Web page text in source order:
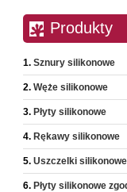
Produkty
Sznury silikonowe
Węże silikonowe
Płyty silikonowe
Rękawy silikonowe
Uszczelki
Płyty silikonowe